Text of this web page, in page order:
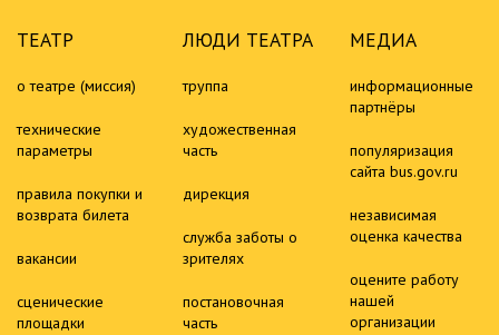
ТЕАТР
о театре (миссия)
технические
параметры
правила покупки и
возврата билета
вакансии
сценические
площадки
ЛЮДИ ТЕАТРА
труппа
художественная
часть
дирекция
служба заботы о
зрителях
постановочная
часть
МЕДИА
информационные
партнёры
популяризация
сайта bus.gov.ru
независимая
оценка качества
оцените работу
нашей
организации